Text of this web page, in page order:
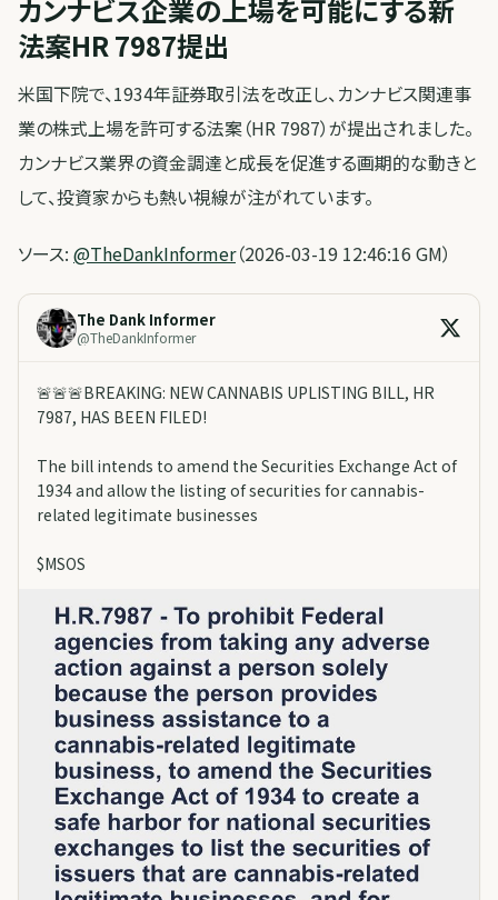
カンナビス企業の上場を可能にする新
法案HR 7987提出
米国下院で、1934年証券取引法を改正し、カンナビス関連事
業の株式上場を許可する法案（HR 7987）が提出されました。
カンナビス業界の資金調達と成長を促進する画期的な動きと
して、投資家からも熱い視線が注がれています。
ソース: @TheDankInformer（2026-03-19 12:46:16 GM）
The Dank Informer
@TheDankInformer
🚨🚨🚨BREAKING: NEW CANNABIS UPLISTING BILL, HR
7987, HAS BEEN FILED!
The bill intends to amend the Securities Exchange Act of
1934 and allow the listing of securities for cannabis-
related legitimate businesses
$MSOS